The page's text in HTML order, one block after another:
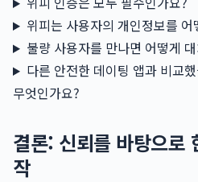
위피는 사용자의 개인정보를
불량 사용자를 만나면 어떻게
다른 안전한 데이팅 앱과 비교
무엇인가요?
결론: 신뢰를 바탕으로
작